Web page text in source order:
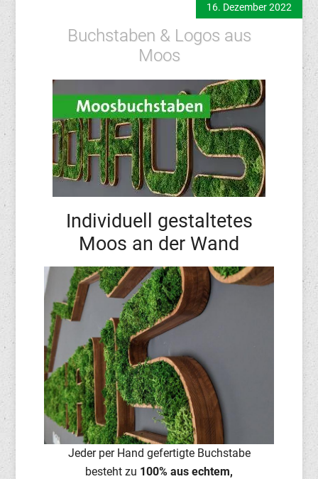
16. Dezember 2022
Buchstaben & Logos aus
Moos
Individuell gestaltetes
Moos an der Wand
Jeder per Hand gefertigte Buchstabe
besteht zu 100% aus echtem,